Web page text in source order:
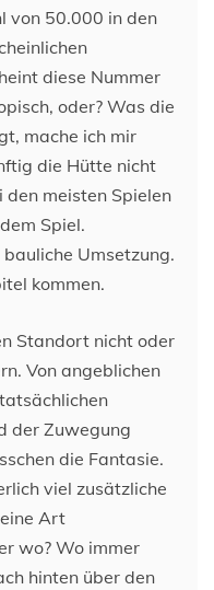
von 50.000 in den
diese Nummer
oder? Was die
mache ich mir
die Hütte nicht
meisten Spielen
Spiel.
Umsetzung.
kommen.
Standort nicht oder
Von angeblichen
der Zuwegung
die Fantasie.
viel zusätzliche
Art
wo? Wo immer
hinten über den